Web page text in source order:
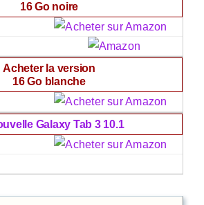
16 Go noire
Acheter la version
16 Go blanche
Galaxy Tab 3 10.1